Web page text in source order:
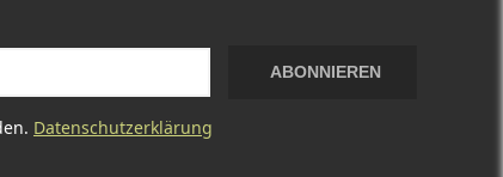
ABONNIEREN
Datenschutzerklärung